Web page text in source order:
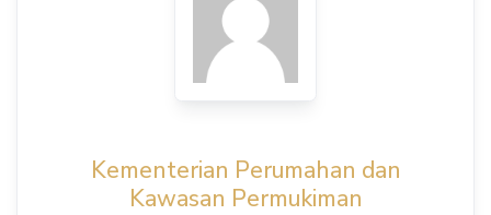
Kementerian Perumahan dan
Kawasan Permukiman